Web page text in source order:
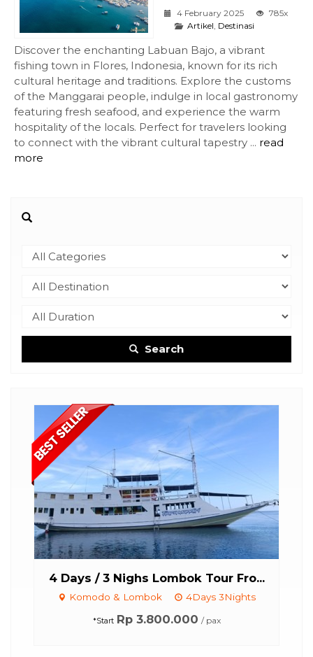
4 February 2025
785x
Artikel, Destinasi
Discover the enchanting Labuan Bajo, a vibrant
fishing town in Flores, Indonesia, known for its rich
cultural heritage and traditions. Explore the customs
of the Manggarai people, indulge in local gastronomy
featuring fresh seafood, and experience the warm
hospitality of the locals. Perfect for travelers looking
to connect with the vibrant cultural tapestry ... read
more
Search
4 Days / 3 Nighs Lombok Tour Fro...
Komodo & Lombok 4Days 3Nights
*Start Rp 3.800.000 / pax